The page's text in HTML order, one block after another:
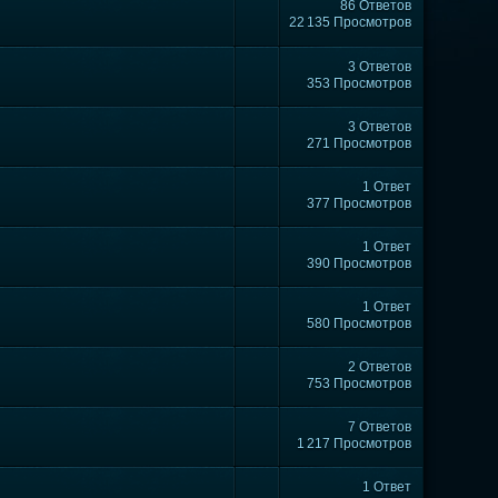
86 Ответов
22 135 Просмотров
3 Ответов
353 Просмотров
3 Ответов
271 Просмотров
1 Ответ
377 Просмотров
1 Ответ
390 Просмотров
1 Ответ
580 Просмотров
2 Ответов
753 Просмотров
7 Ответов
1 217 Просмотров
1 Ответ